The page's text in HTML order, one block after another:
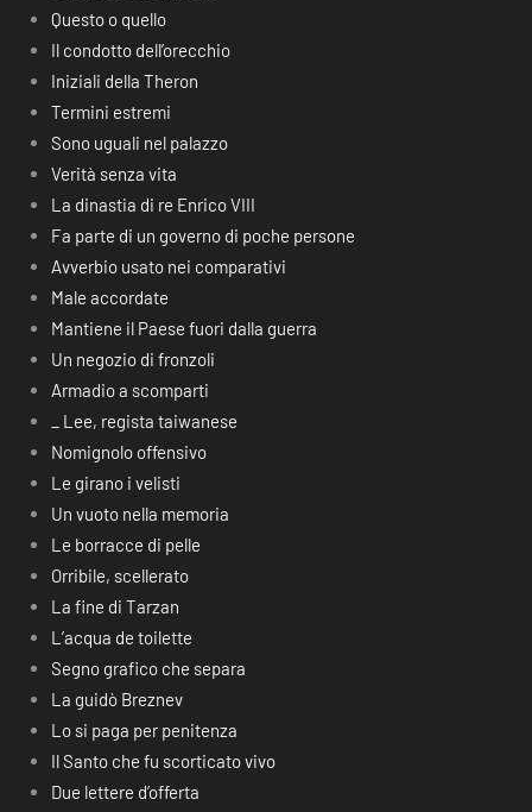
Questo o quello
Il condotto dell’orecchio
Iniziali della Theron
Termini estremi
Sono uguali nel palazzo
Verità senza vita
La dinastia di re Enrico VIII
Fa parte di un governo di poche persone
Avverbio usato nei comparativi
Male accordate
Mantiene il Paese fuori dalla guerra
Un negozio di fronzoli
Armadio a scomparti
_ Lee, regista taiwanese
Nomignolo offensivo
Le girano i velisti
Un vuoto nella memoria
Le borracce di pelle
Orribile, scellerato
La fine di Tarzan
L’acqua de toilette
Segno grafico che separa
La guidò Breznev
Lo si paga per penitenza
Il Santo che fu scorticato vivo
Due lettere d’offerta